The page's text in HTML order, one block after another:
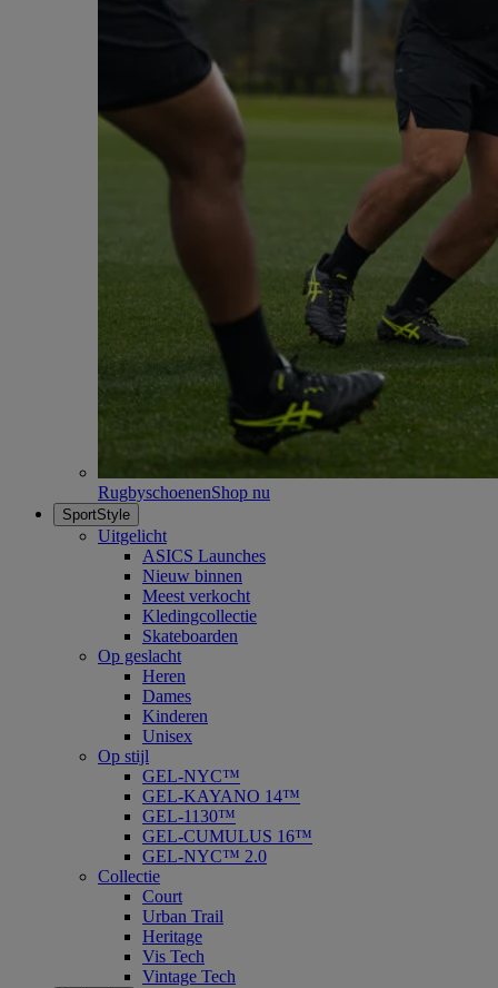
RugbyschoenenShop nu
SportStyle
Uitgelicht
ASICS Launches
Nieuw binnen
Meest verkocht
Kledingcollectie
Skateboarden
Op geslacht
Heren
Dames
Kinderen
Unisex
Op stijl
GEL-NYC™
GEL-KAYANO 14™
GEL-1130™
GEL-CUMULUS 16™
GEL-NYC™ 2.0
Collectie
Court
Urban Trail
Heritage
Vis Tech
Vintage Tech